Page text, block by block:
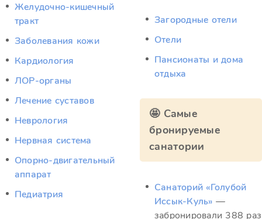
Желудочно-кишечный
тракт
Заболевания кожи
Кардиология
ЛОР-органы
Лечение суставов
Неврология
Нервная система
Опорно-двигательный
аппарат
Педиатрия
Загородные отели
Отели
Пансионаты и дома
отдыха
🤩 Самые
бронируемые
санатории
Санаторий «Голубой
Иссык-Куль» —
забронировали 388 раз